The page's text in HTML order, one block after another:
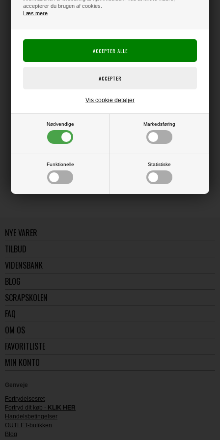
accepterer du brugen af cookies.
Læs mere
Nødvendige Markedsføring
Funktionelle Statistiske
Vis cookie detaljer
Linen Cardstock
Giver flotte, skarpe kanter ved udskæring, og er derfor supergod at bruge
Pakke med 10 ark i str. 12x12" (ca. 30,5 x 30,5 cm).
LÆS OG BLIV INSPIRERET
Læs flere artikler...
NYE VARER
TILBUD
VIDENSBANK
BLOG
SCRAPSKOLEN
FAQ
OM OS
FAVORITLISTE
MIN KONTO
Genveje
Fortrydelsesret
Fortryd dit køb - KLIK HER
Handelsbetingelser
OUTLET-butikken
Blog